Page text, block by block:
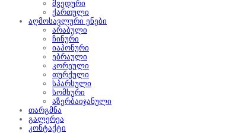
შვედური
ქართული
აღმოსავლური ენები
არაბული
ჩინური
იაპონური
ებრაული
კორეული
თურქული
სპარსული
სომხური
აზერბაიჯანული
თარგმნა
გალერეა
კონტაქტი